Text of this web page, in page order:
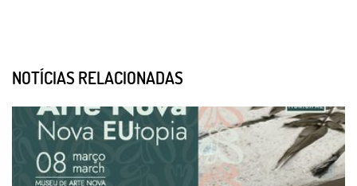
NOTÍCIAS RELACIONADAS